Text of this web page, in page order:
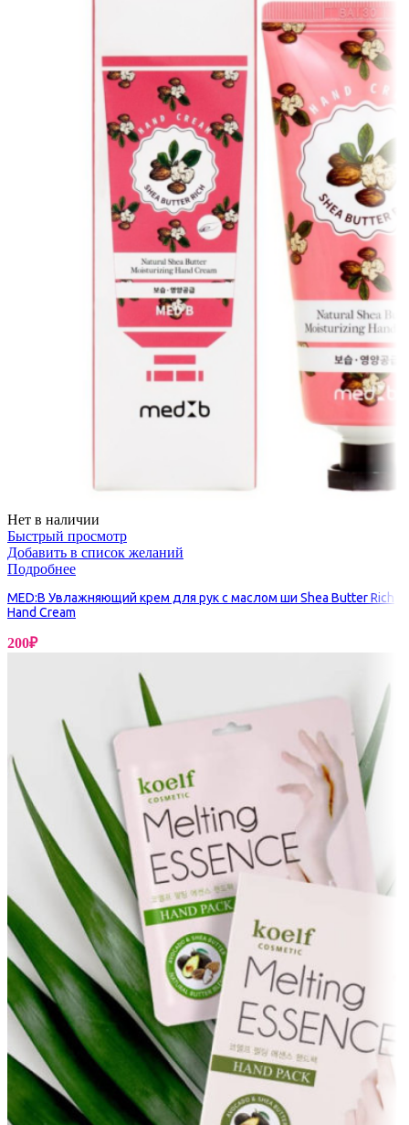
Нет в наличии
Быстрый просмотр
Добавить в список желаний
Подробнее
MED:B Увлажняющий крем для рук с маслом ши Shea Butter Rich
Hand Cream
200₽